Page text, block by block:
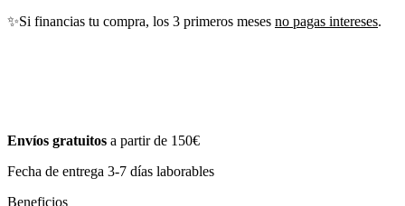
✨Si financias tu compra, los 3 primeros meses no pagas intereses.
Envíos gratuitos a partir de 150€
Fecha de entrega 3-7 días laborables
Beneficios